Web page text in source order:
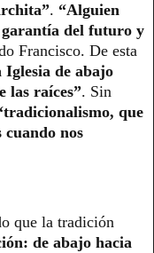
. “Alguien
del futuro y
Francisco. De esta
Iglesia de abajo
las raíces”. Sin
que
cuando nos
que la tradición
de abajo hacia